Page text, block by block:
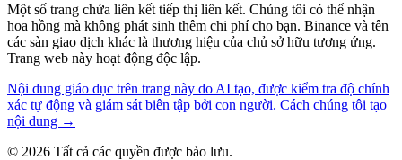
Một số trang chứa liên kết tiếp thị liên kết. Chúng tôi có thể nhận
hoa hồng mà không phát sinh thêm chi phí cho bạn. Binance và tên
các sàn giao dịch khác là thương hiệu của chủ sở hữu tương ứng.
Trang web này hoạt động độc lập.
Nội dung giáo dục trên trang này do AI tạo, được kiểm tra độ chính
xác tự động và giám sát biên tập bởi con người. Cách chúng tôi tạo
nội dung →
© 2026 Tất cả các quyền được bảo lưu.